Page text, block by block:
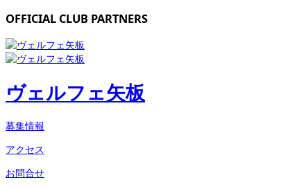
OFFICIAL CLUB PARTNERS
ヴェルフェ矢板
募集情報
アクセス
お問合せ